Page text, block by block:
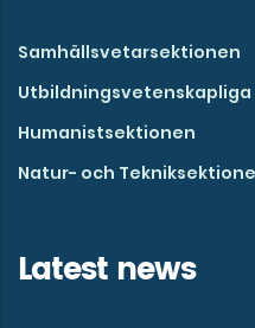
Samhällsvetarsektionen
Humanistsektionen
Natur- och
Latest news